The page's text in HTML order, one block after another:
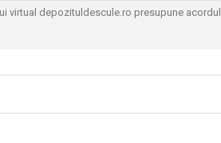
virtual depozituldescule.ro presupune